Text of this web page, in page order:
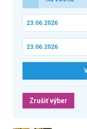
Zrušiť výber